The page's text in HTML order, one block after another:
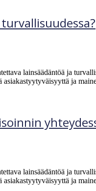
lainsäädäntöä ja
asiakastyytyväisyyttä ja
lainsäädäntöä ja
asiakastyytyväisyyttä ja